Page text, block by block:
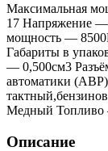
Максимальная
17 Напряжение —
мощность —
Габариты в
— 0,500см3
автоматики
Медный
Описание